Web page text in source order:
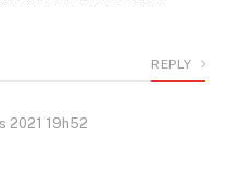
REPLY
2021 19h52